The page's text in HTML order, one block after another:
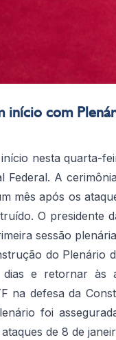
início com
nesta quarta-
Federal. A
mês após os
O presidente
sessão
do Plenário
e retornar às
na defesa da
foi
de 8 de